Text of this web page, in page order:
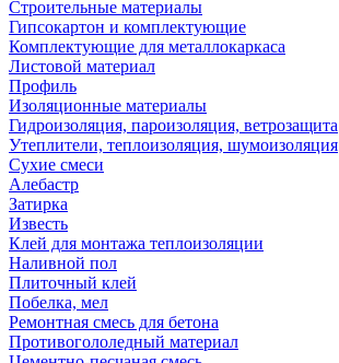
Строительные материалы
Гипсокартон и комплектующие
Комплектующие для металлокаркаса
Листовой материал
Профиль
Изоляционные материалы
Гидроизоляция, пароизоляция, ветрозащита
Утеплители, теплоизоляция, шумоизоляция
Сухие смеси
Алебастр
Затирка
Известь
Клей для монтажа теплоизоляции
Наливной пол
Плиточный клей
Побелка, мел
Ремонтная смесь для бетона
Противогололедный материал